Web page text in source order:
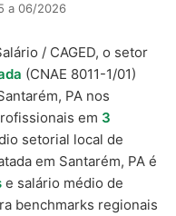
a 06/2026
/ CAGED, o setor
(CNAE 8011-1/01)
PA nos
em 3
setorial local de
em Santarém, PA é
e salário médio de
benchmarks regionais